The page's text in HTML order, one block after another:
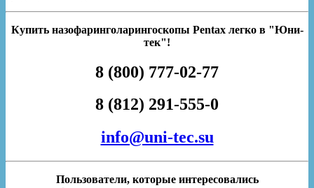
Купить назофаринголарингоскопы Pentax легко в "Юни-
тек"!
8 (800) 777-02-77
8 (812) 291-555-0
info@uni-tec.su
Пользователи, которые интересовались